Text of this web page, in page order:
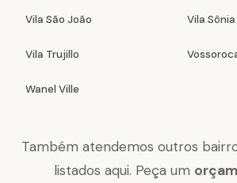
Vila São João Vila Sônia
Vila Trujillo
Wanel Ville
Também atendemos outros
listados aqui. Peça um